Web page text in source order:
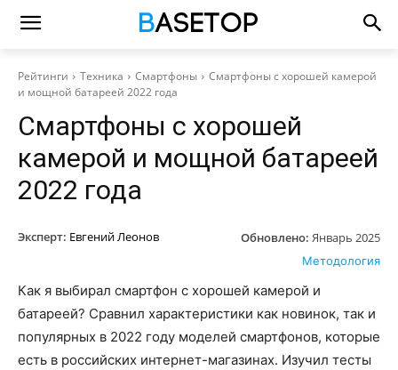
Рейтинги Техника Смартфоны
Смартфоны с хорошей камерой
и мощной батареей 2022 года
Смартфоны с хорошей
камерой и мощной батареей
2022 года
Эксперт: Евгений Леонов Обновлено: Январь 2025
Методология
Как я выбирал смартфон с хорошей камерой и
батареей? Сравнил характеристики как новинок, так и
популярных в 2022 году моделей смартфонов, которые
есть в российских интернет-магазинах. Изучил тесты